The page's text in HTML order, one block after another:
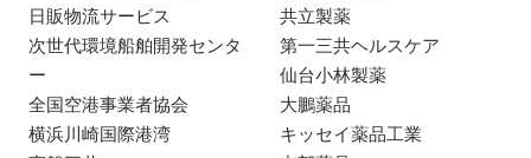
日販物流サービス
次世代環境船舶開発センタ
ー
全国空港事業者協会
横浜川崎国際港湾
共立製薬
第一三共ヘルスケア
仙台小林製薬
大鵬薬品
キッセイ薬品工業